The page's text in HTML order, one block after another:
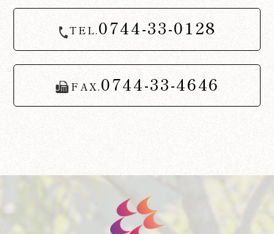
TEL.0744-33-0128
FAX.0744-33-4646